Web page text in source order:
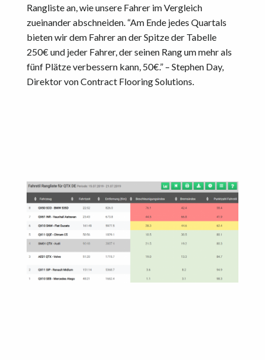
Rangliste an, wie unsere Fahrer im Vergleich
zueinander abschneiden. “Am Ende jedes Quartals
bieten wir dem Fahrer an der Spitze der Tabelle
250€ und jeder Fahrer, der seinen Rang um mehr als
fünf Plätze verbessern kann, 50€.” – Stephen Day,
Direktor von Contract Flooring Solutions.